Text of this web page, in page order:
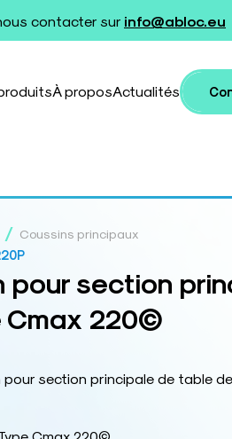
contacter sur info@abloc.eu
À proposActualités
/ Coussins principaux
pour section
Cmax 220©
pour section principale de table
Cmax 220©